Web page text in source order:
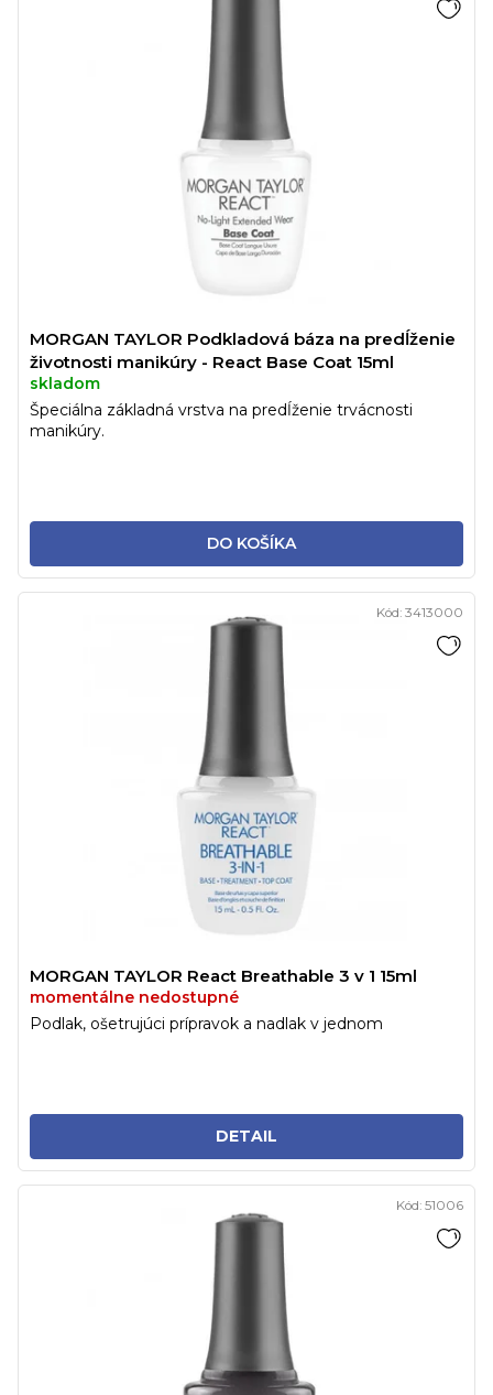
MORGAN TAYLOR Podkladová báza na predĺženie
životnosti manikúry - React Base Coat 15ml
skladom
DO KOŠÍKA
Špeciálna základná vrstva na predĺženie trvácnosti
manikúry.
MORGAN TAYLOR React Breathable 3 v 1 15ml
momentálne nedostupné
DETAIL
Podlak, ošetrujúci prípravok a nadlak v jednom
Kód: 3413000
Kód: 51006